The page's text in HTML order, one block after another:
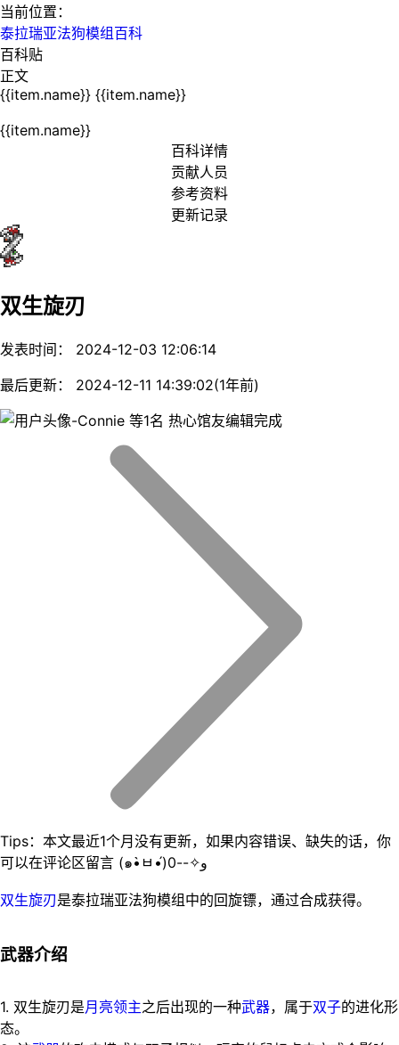
当前位置：
泰拉瑞亚法狗模组百科
百科贴
正文
{{item.name}} {{item.name}}
{{item.name}}
百科详情
贡献人员
参考资料
更新记录
双生旋刃
发表时间： 2024-12-03 12:06:14
最后更新： 2024-12-11 14:39:02(1年前)
等1名 热心馆友编辑完成
Tips：本文最近1个月没有更新，如果内容错误、缺失的话，你
可以在评论区留言 (๑•̀ㅂ•́)و✧--0
双生旋刃是泰拉瑞亚法狗模组中的回旋镖，通过合成获得。
武器介绍
1. 双生旋刃是月亮领主之后出现的一种武器，属于双子的进化形
态。